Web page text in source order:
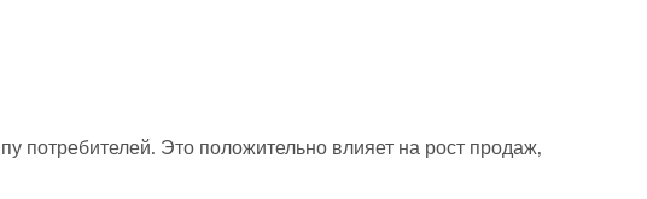
потребителей. Это положительно влияет на рост продаж,